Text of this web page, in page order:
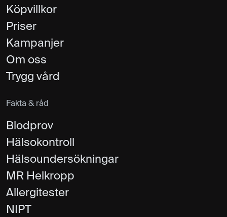
Köpvillkor
Priser
Kampanjer
Om oss
Trygg vård
Fakta & råd
Blodprov
Hälsokontroll
Hälsoundersökningar
MR Helkropp
Allergitester
NIPT